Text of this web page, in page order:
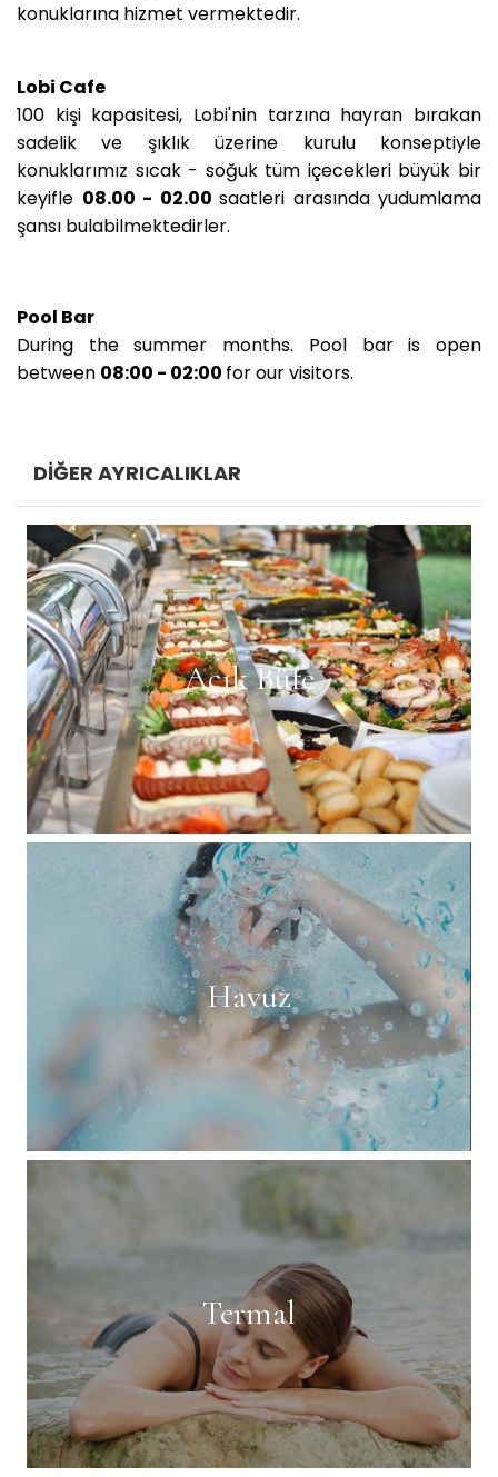
konuklarına hizmet vermektedir.
Lobi Cafe
100 kişi kapasitesi, Lobi'nin tarzına hayran bırakan
sadelik ve şıklık üzerine kurulu konseptiyle
konuklarımız sıcak - soğuk tüm içecekleri büyük bir
keyifle 08.00 - 02.00 saatleri arasında yudumlama
şansı bulabilmektedirler.
Pool Bar
During the summer months. Pool bar is open
between 08:00 - 02:00 for our visitors.
DIĞER AYRICALIKLAR
Açık Büfe
Havuz
Termal